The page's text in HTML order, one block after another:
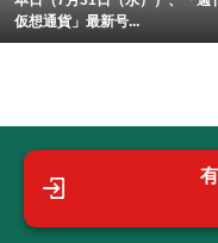
仮想通貨」最新号...